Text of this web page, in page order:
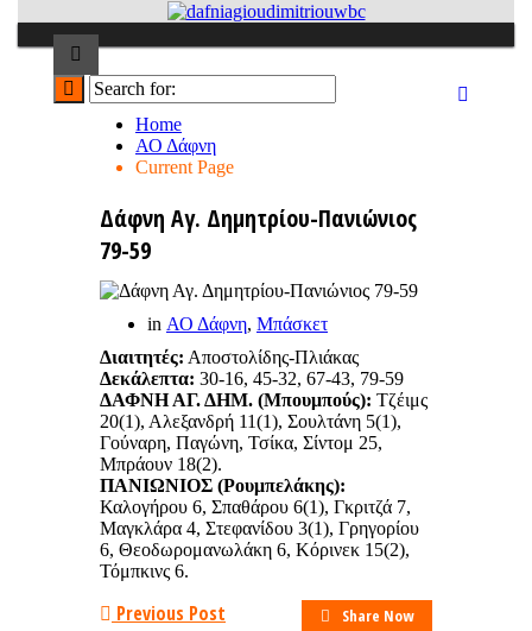
Home
ΑΟ Δάφνη
Current Page
Δάφνη Αγ. Δημητρίου-Πανιώνιος
79-59
in ΑΟ Δάφνη, Μπάσκετ
Διαιτητές: Αποστολίδης-Πλιάκας
Δεκάλεπτα: 30-16, 45-32, 67-43, 79-59
ΔΑΦΝΗ ΑΓ. ΔΗΜ. (Μπουμπούς): Τζέιμς
20(1), Αλεξανδρή 11(1), Σουλτάνη 5(1),
Γούναρη, Παγώνη, Τσίκα, Σίντομ 25,
Μπράουν 18(2).
ΠΑΝΙΩΝΙΟΣ (Ρουμπελάκης):
Καλογήρου 6, Σπαθάρου 6(1), Γκριτζά 7,
Μαγκλάρα 4, Στεφανίδου 3(1), Γρηγορίου
6, Θεοδωρομανωλάκη 6, Κόρινεκ 15(2),
Τόμπκινς 6.
Share Now
Previous Post